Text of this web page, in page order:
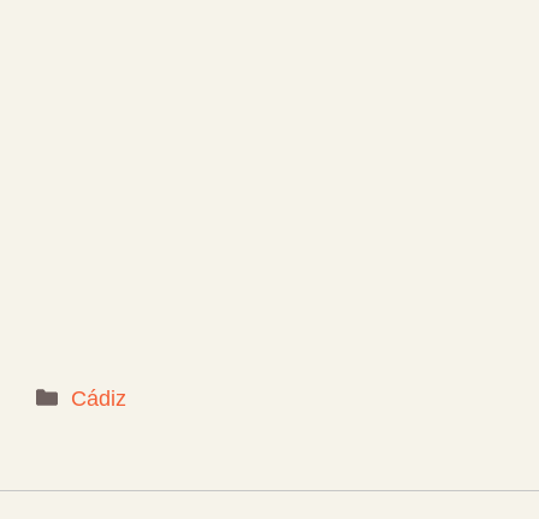
Categorías
Cádiz